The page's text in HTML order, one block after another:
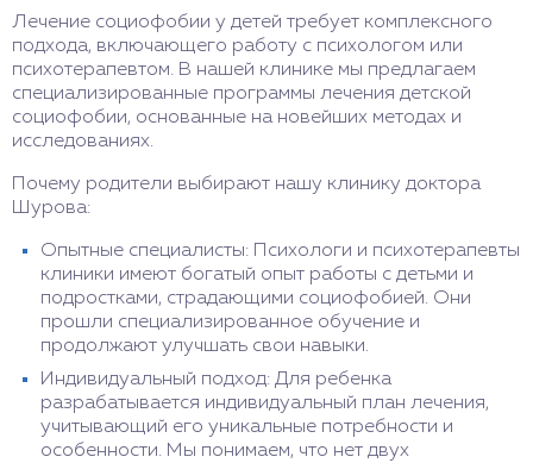
Лечение социофобии у детей требует комплексного
подхода, включающего работу с психологом или
психотерапевтом. В нашей клинике мы предлагаем
специализированные программы лечения детской
социофобии, основанные на новейших методах и
исследованиях.
Почему родители выбирают нашу клинику доктора
Шурова:
Опытные специалисты: Психологи и психотерапевты
клиники имеют богатый опыт работы с детьми и
подростками, страдающими социофобией. Они
прошли специализированное обучение и
продолжают улучшать свои навыки.
Индивидуальный подход: Для ребенка
разрабатывается индивидуальный план лечения,
учитывающий его уникальные потребности и
особенности. Мы понимаем, что нет двух